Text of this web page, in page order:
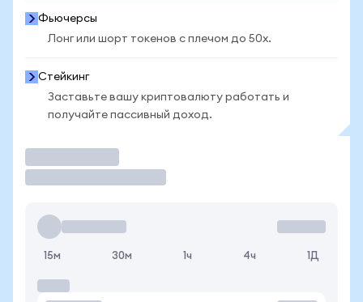
Фьючерсы
Лонг или шорт токенов с плечом до 50x.
Стейкинг
Заставьте вашу криптовалюту работать и
получайте пассивный доход.
15м 30м 1ч 4ч 1Д